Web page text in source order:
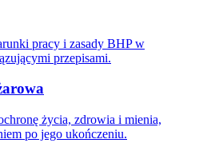
pracy i zasady BHP w
przepisami.
życia, zdrowia i mienia,
po jego ukończeniu.